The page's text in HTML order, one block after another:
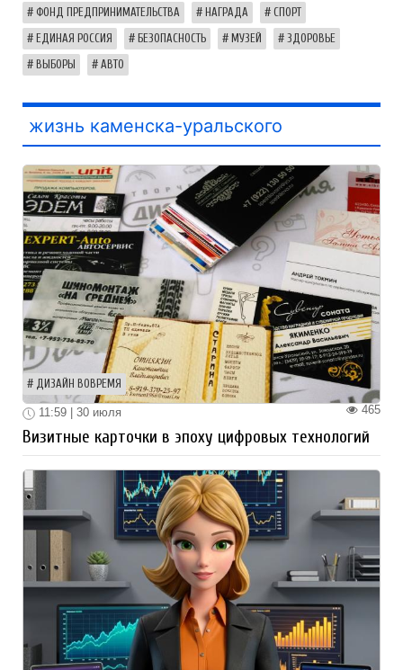
ФОНД ПРЕДПРИНИМАТЕЛЬСТВА НАГРАДА СПОРТ
ЕДИНАЯ РОССИЯ БЕЗОПАСНОСТЬ МУЗЕЙ ЗДОРОВЬЕ
ВЫБОРЫ АВТО
жизнь каменска-уральского
ДИЗАЙН ВОВРЕМЯ
465
11:59 | 30 июля
Визитные карточки в эпоху цифровых технологий